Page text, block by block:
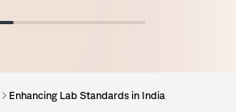
Enhancing Lab Standards in India